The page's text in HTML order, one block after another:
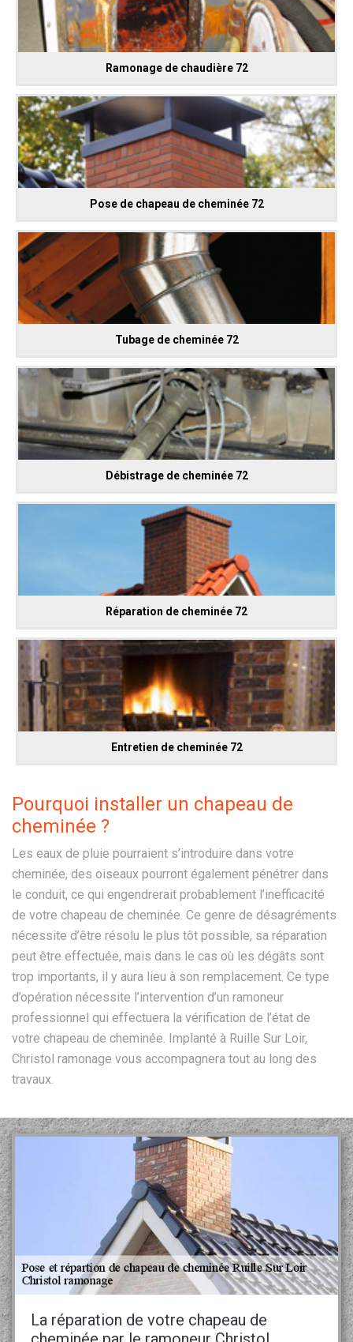
Ramonage de chaudière 72
Pose de chapeau de cheminée 72
Tubage de cheminée 72
Débistrage de cheminée 72
Réparation de cheminée 72
Entretien de cheminée 72
Pourquoi installer un chapeau de
cheminée ?
Les eaux de pluie pourraient s’introduire dans votre
cheminée, des oiseaux pourront également pénétrer dans
le conduit, ce qui engendrerait probablement l’inefficacité
de votre chapeau de cheminée. Ce genre de désagréments
nécessite d’être résolu le plus tôt possible, sa réparation
peut être effectuée, mais dans le cas où les dégâts sont
trop importants, il y aura lieu à son remplacement. Ce type
d’opération nécessite l’intervention d’un ramoneur
professionnel qui effectuera la vérification de l’état de
votre chapeau de cheminée. Implanté à Ruille Sur Loir,
Christol ramonage vous accompagnera tout au long des
travaux.
La réparation de votre chapeau de